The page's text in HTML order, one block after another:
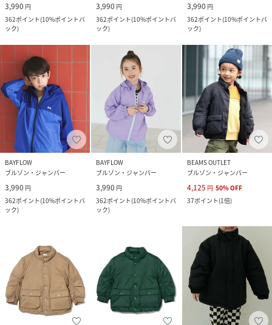
3,990 円
362ポイント(10%ポイントバ
ック)
3,990 円
362ポイント(10%ポイントバ
ック)
3,990 円
362ポイント(10%ポイントバ
ック)
BAYFLOW
ブルゾン・ジャンパー
3,990 円
362ポイント(10%ポイントバ
ック)
BAYFLOW
ブルゾン・ジャンパー
3,990 円
362ポイント(10%ポイントバ
ック)
BEAMS OUTLET
ブルゾン・ジャンパー
4,125 円 50%OFF
37ポイント(1倍)